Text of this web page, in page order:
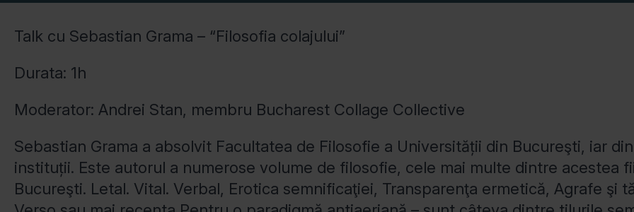
Talk cu Sebastian Grama – “Filosofia colajului”
Durata: 1h
Moderator: Andrei Stan, membru Bucharest Collage Collective
Sebastian Grama a absolvit Facultatea de Filosofie a Universității din Bucureşti, iar
instituții. Este autorul a numerose volume de filosofie, cele mai multe dintre acestea
Bucureşti. Letal. Vital. Verbal, Erotica semnificaţiei, Transparenţa ermetică, Agrafe şi